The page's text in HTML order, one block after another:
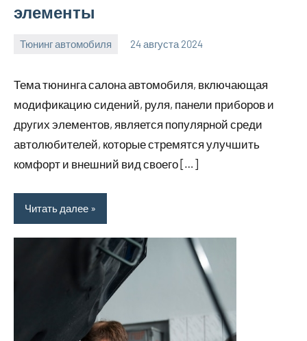
элементы
Тюнинг автомобиля 24 августа 2024
Тема тюнинга салона автомобиля, включающая
модификацию сидений, руля, панели приборов и
других элементов, является популярной среди
автолюбителей, которые стремятся улучшить
комфорт и внешний вид своего […]
Читать далее